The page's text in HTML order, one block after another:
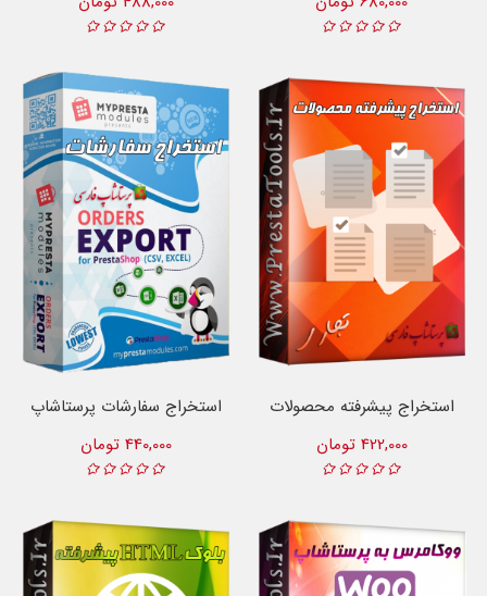
استخراج پیشرفته محصولات
422,000 تومان
استخراج سفارشات پرستاشاپ
440,000 تومان